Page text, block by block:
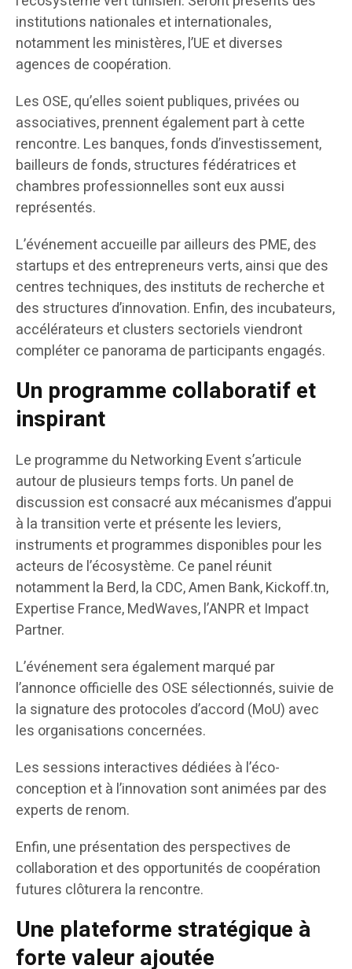
institutions nationales et internationales,
notamment les ministères, l’UE et diverses
agences de coopération.
Les OSE, qu’elles soient publiques, privées ou
associatives, prennent également part à cette
rencontre. Les banques, fonds d’investissement,
bailleurs de fonds, structures fédératrices et
chambres professionnelles sont eux aussi
représentés.
L’événement accueille par ailleurs des PME, des
startups et des entrepreneurs verts, ainsi que des
centres techniques, des instituts de recherche et
des structures d’innovation. Enfin, des incubateurs,
accélérateurs et clusters sectoriels viendront
compléter ce panorama de participants engagés.
Un programme collaboratif et
inspirant
Le programme du Networking Event s’articule
autour de plusieurs temps forts. Un panel de
discussion est consacré aux mécanismes d’appui
à la transition verte et présente les leviers,
instruments et programmes disponibles pour les
acteurs de l’écosystème. Ce panel réunit
notamment la Berd, la CDC, Amen Bank, Kickoff.tn,
Expertise France, MedWaves, l’ANPR et Impact
Partner.
L’événement sera également marqué par
l’annonce officielle des OSE sélectionnés, suivie de
la signature des protocoles d’accord (MoU) avec
les organisations concernées.
Les sessions interactives dédiées à l’éco-
conception et à l’innovation sont animées par des
experts de renom.
Enfin, une présentation des perspectives de
collaboration et des opportunités de coopération
futures clôturera la rencontre.
Une plateforme stratégique à
forte valeur ajoutée